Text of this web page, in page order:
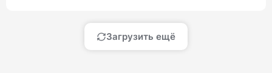
Загрузить ещё